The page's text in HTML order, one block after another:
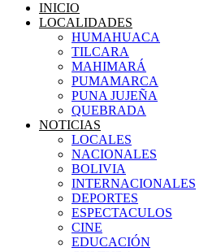
INICIO
LOCALIDADES
HUMAHUACA
TILCARA
MAHIMARÁ
PUMAMARCA
PUNA JUJEÑA
QUEBRADA
NOTICIAS
LOCALES
NACIONALES
BOLIVIA
INTERNACIONALES
DEPORTES
ESPECTACULOS
CINE
EDUCACIÓN